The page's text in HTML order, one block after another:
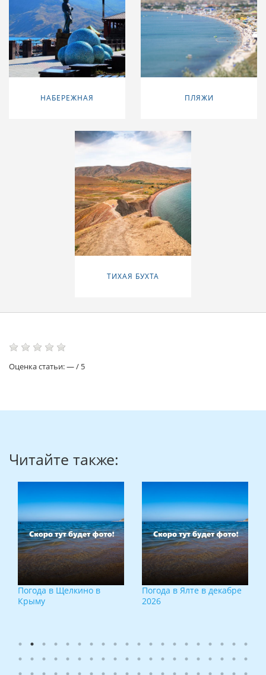
НАБЕРЕЖНАЯ ПЛЯЖИ
ТИХАЯ БУХТА
Оценка статьи:—/ 5
Читайте также:
Погода в Щелкино в
Крыму
Погода в Ялте в декабре
2026